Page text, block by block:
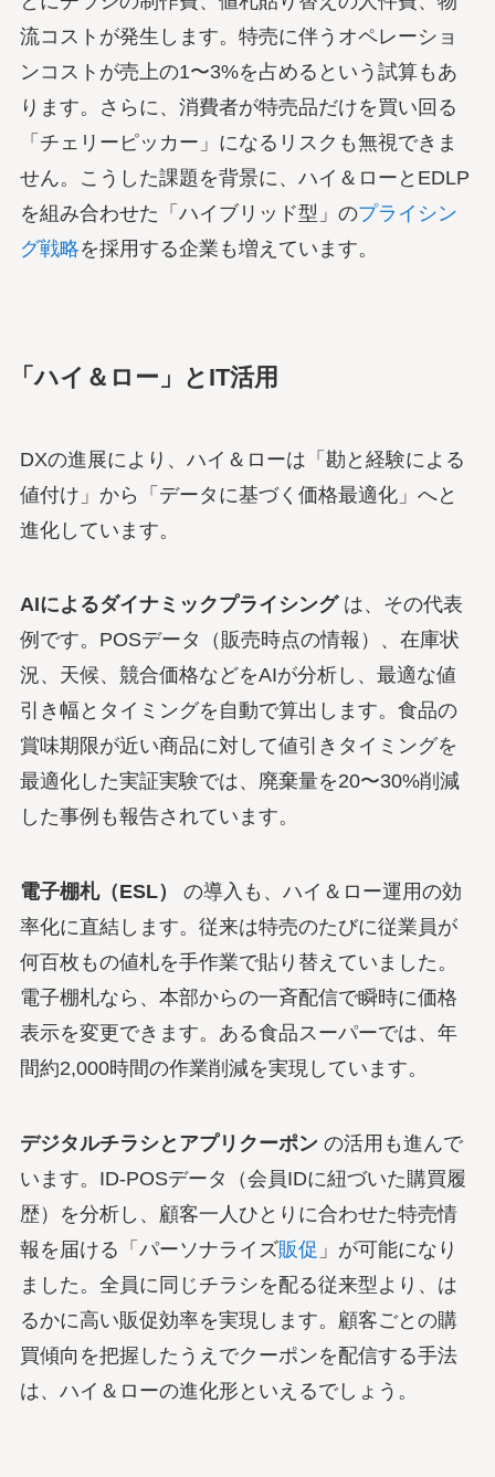
流コストが発生します。特売に伴うオペレーショ
ンコストが売上の1〜3%を占めるという試算もあ
ります。さらに、消費者が特売品だけを買い回る
「チェリーピッカー」になるリスクも無視できま
せん。こうした課題を背景に、ハイ＆ローとEDLP
を組み合わせた「ハイブリッド型」のプライシン
グ戦略を採用する企業も増えています。
「ハイ＆ロー」とIT活用
DXの進展により、ハイ＆ローは「勘と経験による
値付け」から「データに基づく価格最適化」へと
進化しています。
AIによるダイナミックプライシングは、その代表
例です。POSデータ（販売時点の情報）、在庫状
況、天候、競合価格などをAIが分析し、最適な値
引き幅とタイミングを自動で算出します。食品の
賞味期限が近い商品に対して値引きタイミングを
最適化した実証実験では、廃棄量を20〜30%削減
した事例も報告されています。
電子棚札（ESL）
の導入も、ハイ＆ロー運用の効
率化に直結します。従来は特売のたびに従業員が
何百枚もの値札を手作業で貼り替えていました。
電子棚札なら、本部からの一斉配信で瞬時に価格
表示を変更できます。ある食品スーパーでは、年
間約2,000時間の作業削減を実現しています。
デジタルチラシとアプリクーポン の活用も進んで
います。ID-POSデータ（会員IDに紐づいた購買履
歴）を分析し、顧客一人ひとりに合わせた特売情
報を届ける「パーソナライズ販促 」が可能になり
ました。全員に同じチラシを配る従来型より、は
るかに高い販促効率を実現します。顧客ごとの購
買傾向を把握したうえでクーポンを配信する手法
は、ハイ＆ローの進化形といえるでしょう。